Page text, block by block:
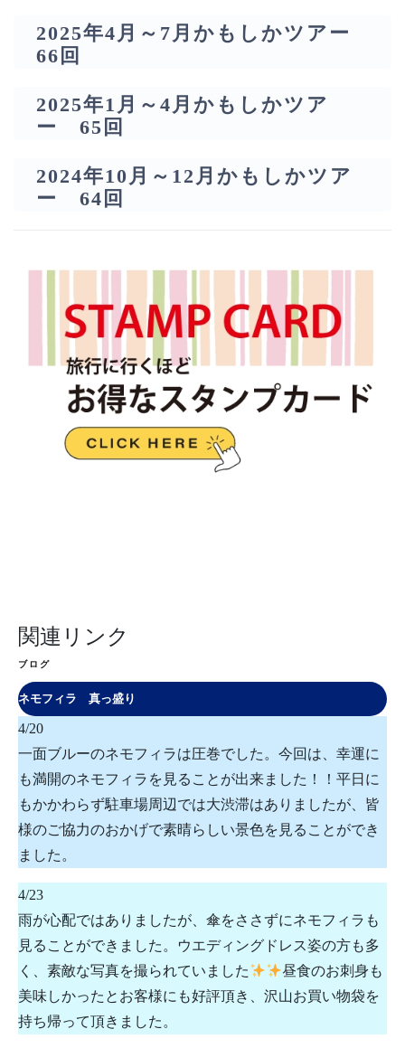
2025年4月～7月かもしかツアー
66回
2025年1月～4月かもしかツア
ー 65回
2024年10月～12月かもしかツア
ー 64回
関連リンク
ブログ
ネモフィラ 真っ盛り
4/20
一面ブルーのネモフィラは圧巻でした。今回は、幸運に
も満開のネモフィラを見ることが出来ました！！平日に
もかかわらず駐車場周辺では大渋滞はありましたが、皆
様のご協力のおかげで素晴らしい景色を見ることができ
ました。
4/23
雨が心配ではありましたが、傘をささずにネモフィラも
見ることができました。ウエディングドレス姿の方も多
く、素敵な写真を撮られていました
昼食のお刺身も
美味しかったとお客様にも好評頂き、沢山お買い物袋を
持ち帰って頂きました。